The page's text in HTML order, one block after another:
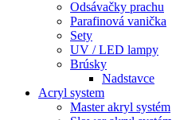
Odsávačky prachu
Parafinová vanička
Sety
UV / LED lampy
Brúsky
Nadstavce
Acryl system
Master akryl systém